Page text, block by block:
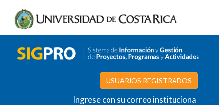
USUARIOS REGISTRADOS
Ingrese con su correo institucional